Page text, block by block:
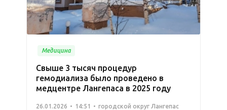
Медицина
Свыше 3 тысяч процедур
гемодиализа было проведено в
медцентре Лангепаса в 2025 году
26.01.2026 14:51 городской округ Лангепас